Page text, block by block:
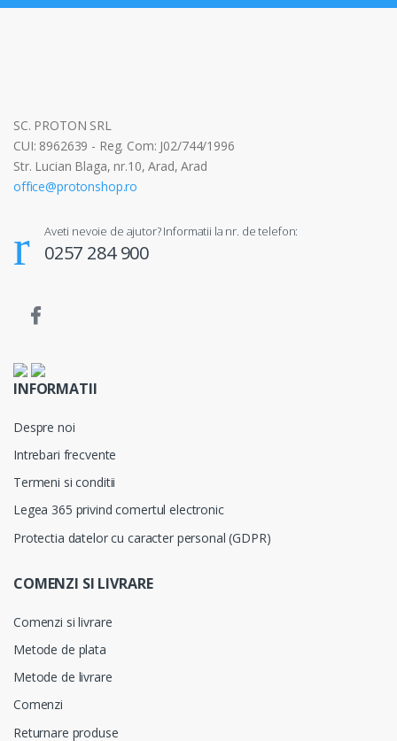
SC. PROTON SRL
CUI: 8962639 - Reg. Com: J02/744/1996
Str. Lucian Blaga, nr.10, Arad, Arad
office@protonshop.ro
Aveti nevoie de ajutor? Informatii la nr. de telefon:
0257 284 900
INFORMATII
Despre noi
Intrebari frecvente
Termeni si conditii
Legea 365 privind comertul electronic
Protectia datelor cu caracter personal (GDPR)
COMENZI SI LIVRARE
Comenzi si livrare
Metode de plata
Metode de livrare
Comenzi
Returnare produse